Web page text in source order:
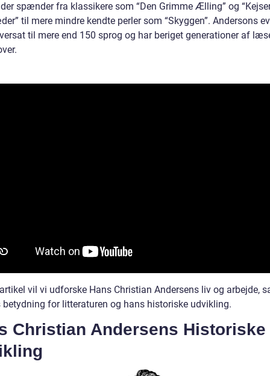
spænder fra klassikere som “Den Grimme Ælling” og
til mere mindre kendte perler som “Skyggen”. Andersons
til mere end 150 sprog og har beriget generationer af
vil vi udforske Hans Christian Andersens liv og arbejde,
betydning for litteraturen og hans historiske udvikling.
Christian Andersens Historiske